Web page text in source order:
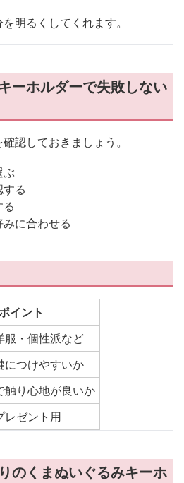
明るくしてくれます。
ーホルダーで失敗しない
認しておきましょう。
ぶ
る
に合わせる
イント
服・個性派など
につけやすいか
触り心地が良いか
レゼント用
のくまぬいぐるみキーホ